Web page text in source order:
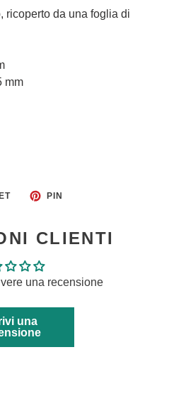
ricoperto da una foglia di
mm
TWITTA
PIN
CLIENTI
una recensione
una